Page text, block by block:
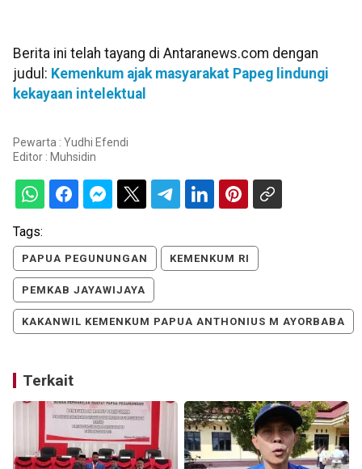
Berita ini telah tayang di Antaranews.com dengan
judul: Kemenkum ajak masyarakat Papeg lindungi
kekayaan intelektual
Pewarta : Yudhi Efendi
Editor : Muhsidin
Tags:
PAPUA PEGUNUNGAN KEMENKUM RI
PEMKAB JAYAWIJAYA
KAKANWIL KEMENKUM PAPUA ANTHONIUS M AYORBABA
Terkait